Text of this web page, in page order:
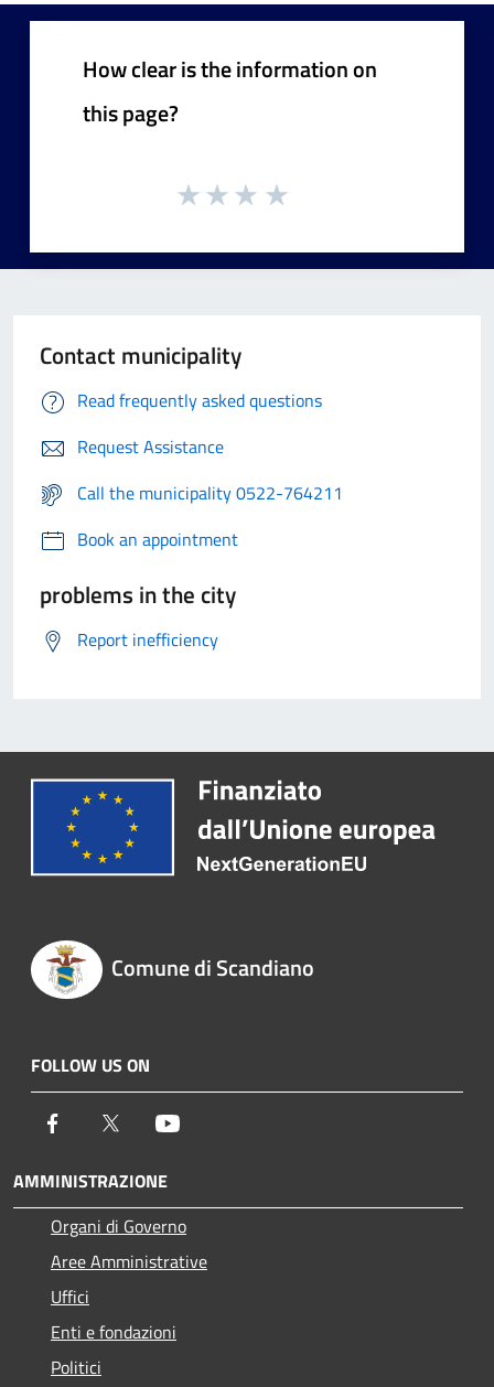
How clear is the information on
this page?
Contact municipality
Read frequently asked questions
Request Assistance
Call the municipality 0522-764211
Book an appointment
problems in the city
Report inefficiency
Comune di Scandiano
FOLLOW US ON
Facebook Twitter
AMMINISTRAZIONE
Organi di Governo
Aree Amministrative
Uffici
Enti e fondazioni
Politici